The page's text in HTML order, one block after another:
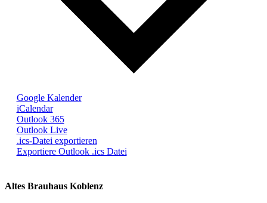
Google Kalender
iCalendar
Outlook 365
Outlook Live
.ics-Datei exportieren
Exportiere Outlook .ics Datei
Altes Brauhaus Koblenz